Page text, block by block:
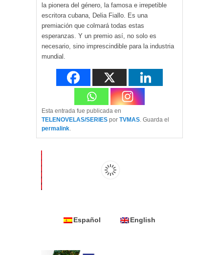
la pionera del género, la famosa e irrepetible
escritora cubana, Delia Fiallo. Es una
premiación que colmará todas estas
esperanzas. Y un premio así, no solo es
necesario, sino imprescindible para la industria
mundial.
Esta entrada fue publicada en
TELENOVELAS/SERIES por TVMAS . Guarda el
permalink
Español English